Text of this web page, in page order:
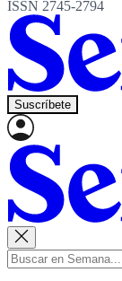
ISSN 2745-2794
Suscríbete